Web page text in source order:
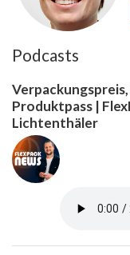
Podcasts
Produktpass |
Lichtenthäler